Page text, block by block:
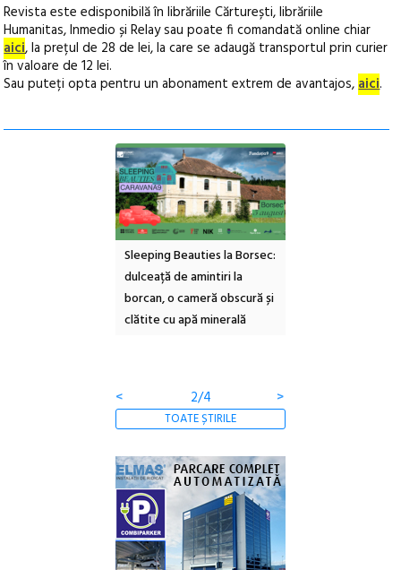
Revista este edisponibilă în librăriile Cărturești, librăriile
Humanitas, Inmedio și Relay sau poate fi comandată online chiar
aici, la prețul de 28 de lei, la care se adaugă transportul prin curier
în valoare de 12 lei.
Sau puteți opta pentru un abonament extrem de avantajos,aici.
Sleeping Beauties la Borsec:
dulceață de amintiri la
borcan, o cameră obscură și
clătite cu apă minerală
< 2/4 >
TOATE ȘTIRILE